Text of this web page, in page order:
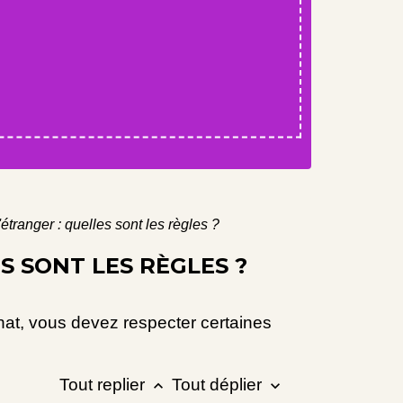
: quelles sont les règles ?
SONT LES RÈGLES ?
vous devez respecter certaines
Tout replier keyboard_arrow_up Tout déplier keyboard_arrow_down